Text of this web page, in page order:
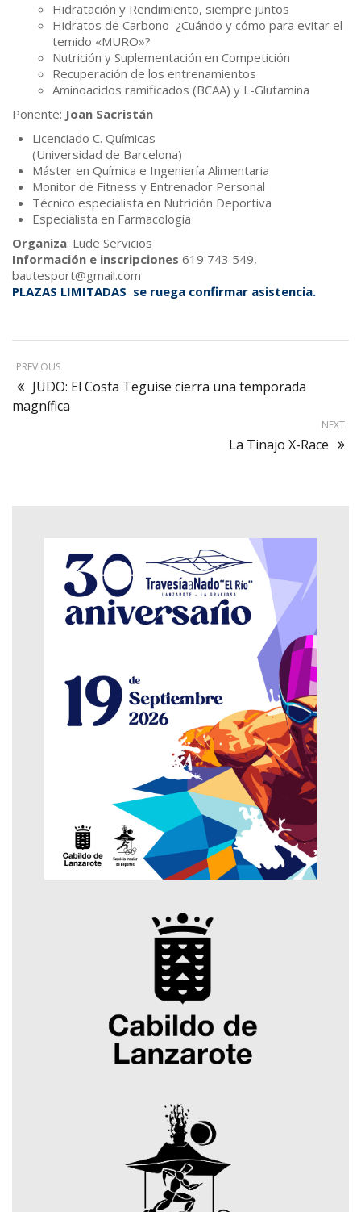
Hidratación y Rendimiento, siempre juntos
Hidratos de Carbono ¿Cuándo y cómo para evitar el
temido «MURO»?
Nutrición y Suplementación en Competición
Recuperación de los entrenamientos
Aminoacidos ramificados (BCAA) y L-Glutamina
Ponente: Joan Sacristán
Licenciado C. Químicas
(Universidad de Barcelona)
Máster en Química e Ingeniería Alimentaria
Monitor de Fitness y Entrenador Personal
Técnico especialista en Nutrición Deportiva
Especialista en Farmacología
Organiza: Lude Servicios
Información e inscripciones 619 743 549,
bautesport@gmail.com
PLAZAS LIMITADAS se ruega confirmar asistencia.
PREVIOUS
JUDO: El Costa Teguise cierra una temporada
magnífica
NEXT
La Tinajo X-Race